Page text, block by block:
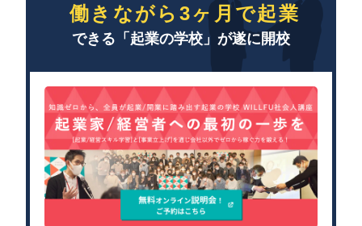
働きながら3ヶ月で起業
できる「起業の学校」が遂に開校